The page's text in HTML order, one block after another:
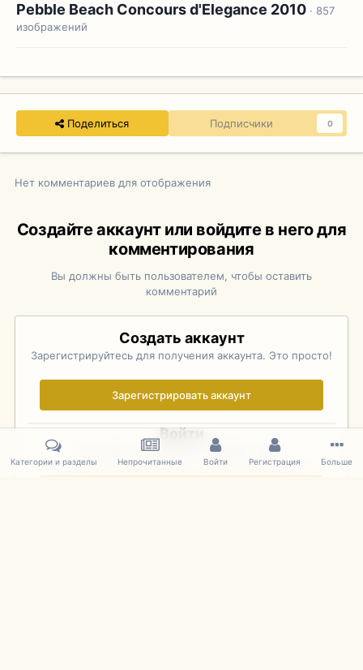
Pebble Beach Concours d'Elegance 2010 · 857
изображений
Поделиться Подписчики 0
Нет комментариев для отображения
Создайте аккаунт или войдите в него для
комментирования
Вы должны быть пользователем, чтобы оставить
комментарий
Создать аккаунт
Зарегистрируйтесь для получения аккаунта. Это просто!
Зарегистрировать аккаунт
Войти
Уже зарегистрированы? Войдите здесь.
Категории и разделы Непрочитанные Войти Регистрация Больше